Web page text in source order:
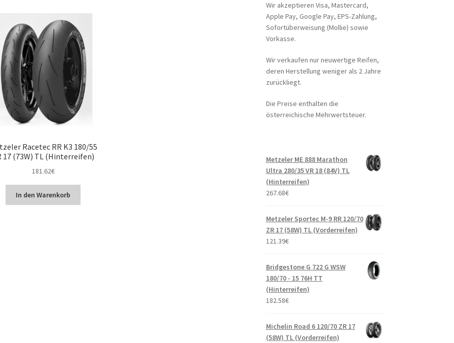
Racetec RR K3 180/55
17 (73W) TL (Hinterreifen)
181.62€
In den Warenkorb
Wir akzeptieren Visa, Mastercard,
Apple Pay, Google Pay, EPS-Zahlung,
Sofortüberweisung (Mollie) sowie
Vorkasse.
Wir verkaufen nur neuwertige Reifen,
deren Herstellung weniger als 2 Jahre
zurückliegt.
Die Preise enthalten die
österreichische Mehrwertsteuer.
Metzeler ME 888 Marathon
Ultra 280/35 VR 18 (84V) TL
(Hinterreifen)
267.68€
Metzeler Sportec M-9 RR 120/70
ZR 17 (58W) TL (Vorderreifen)
121.39€
Bridgestone G 722 G WSW
180/70 - 15 76H TT
(Hinterreifen)
182.58€
Michelin Road 6 120/70 ZR 17
(58W) TL (Vorderreifen)